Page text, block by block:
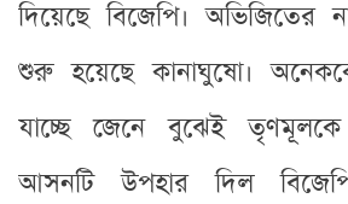
দিয়েছে বিজেপি। অভিজিতের
শুরু হয়েছে কানাঘুষো।
যাচ্ছে জেনে বুঝেই তৃণমূলকে
আসনটি উপহার দিল